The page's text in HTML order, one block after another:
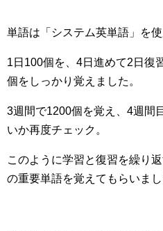
単語は「システム英単語」を使
1日100個を、4日進めて2日復
個をしっかり覚えました。
3週間で1200個を覚え、4週間
いか再度チェック。
このように学習と復習を繰り
の重要単語を覚えてもらいまし